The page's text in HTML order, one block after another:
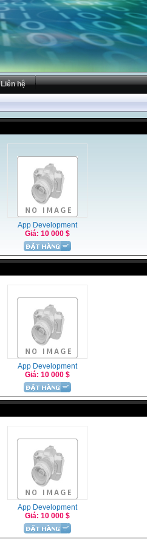
Liên hệ
App Development
Giá: 10 000 $
App Development
Giá: 10 000 $
App Development
Giá: 10 000 $